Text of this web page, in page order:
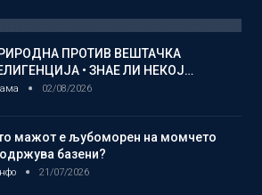
ПРОТИВ ВЕШТАЧКА
• ЗНАЕ ЛИ НЕКОЈ…
02/08/2026
мажот е љубоморен на момчето
базени?
21/07/2026